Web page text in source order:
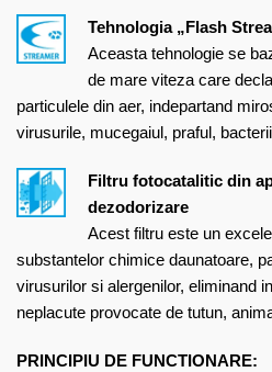
Tehnologia „Flash
Aceasta tehnologie se
de mare viteza care
particulele din aer, indepartand
virusurile, mucegaiul, praful,
Filtru fotocatalitic din
dezodorizare
Acest filtru este un
substantelor chimice daunatoare,
virusurilor si alergenilor, eliminand
neplacute provocate de tutun,
PRINCIPIU DE FUNCTIONARE: